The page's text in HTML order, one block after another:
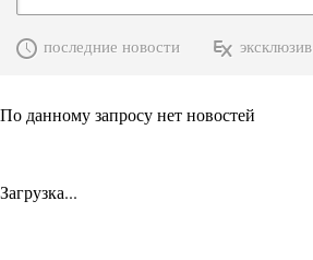
последние новости эксклюзив
По данному запросу нет новостей
Загрузка...